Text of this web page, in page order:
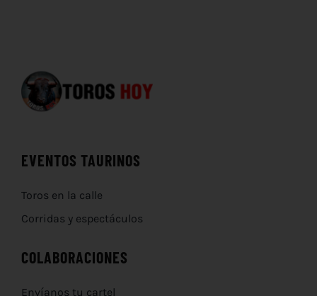
EVENTOS TAURINOS
Toros en la calle
Corridas y espectáculos
COLABORACIONES
Envíanos tu cartel